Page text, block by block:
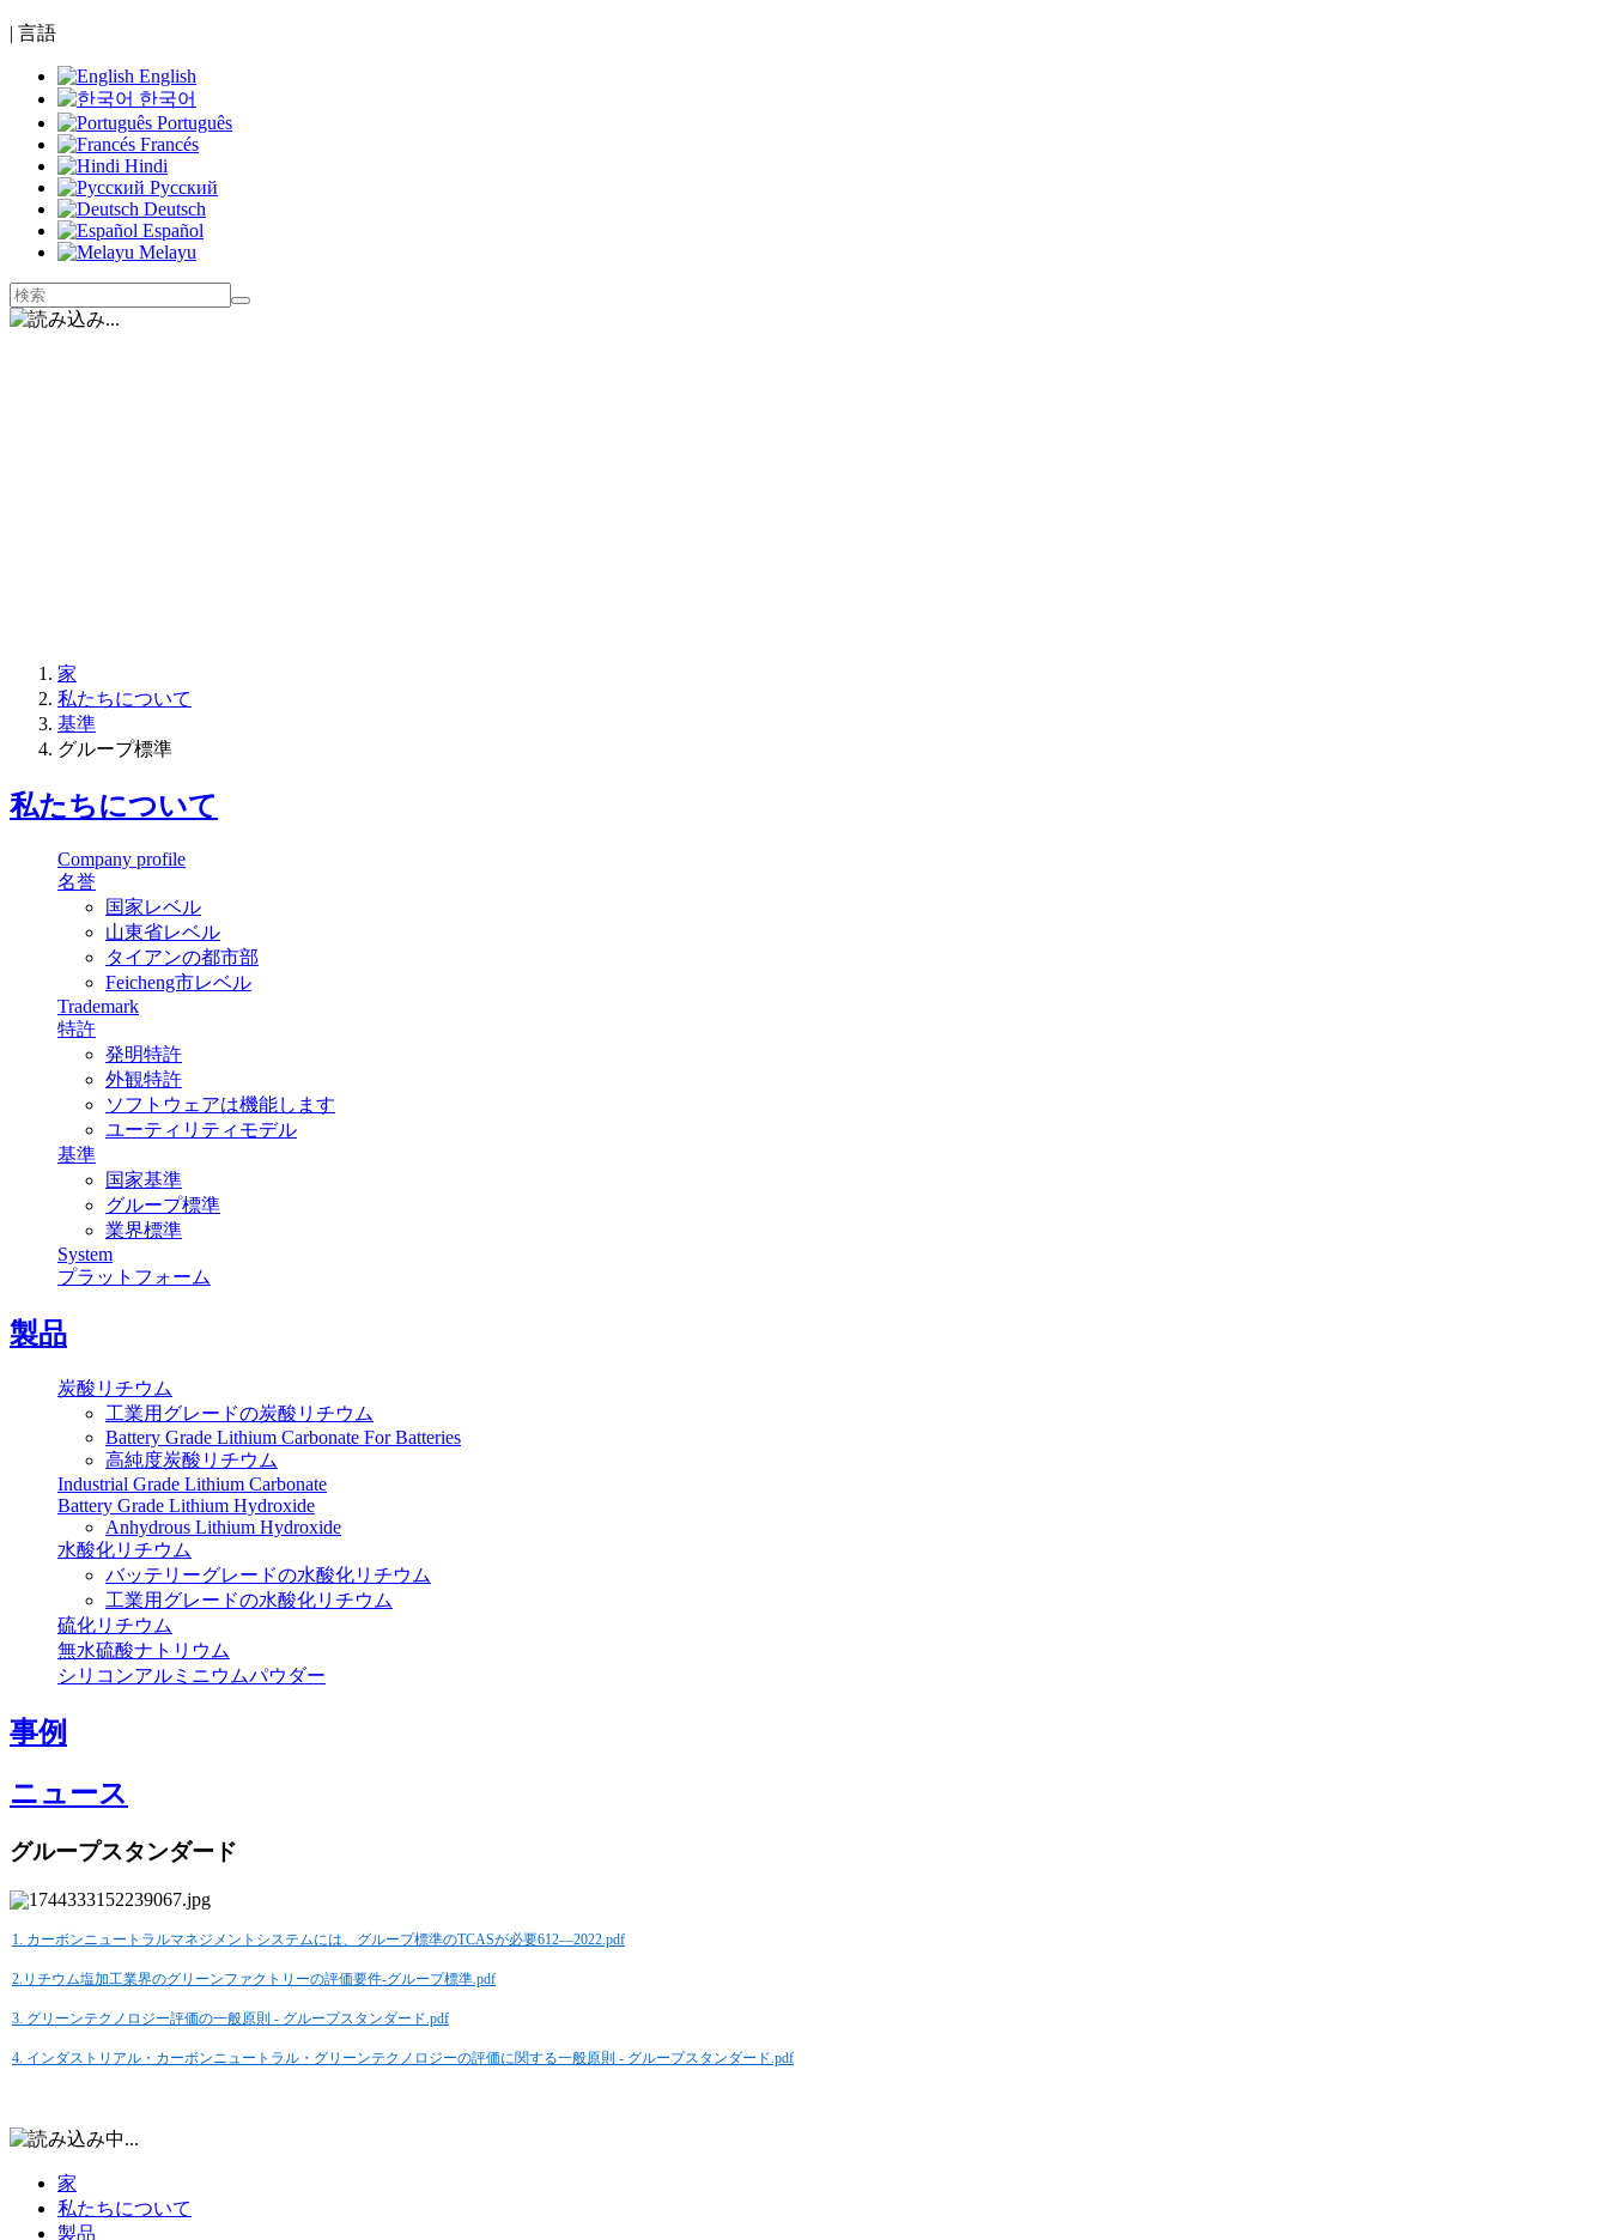
| 言語
English
한국어
Português
Francés
Hindi
Русский
Deutsch
Español
Melayu
家
私たちについて
基準
グループ標準
私たちについて
Company profile
名誉
国家レベル
山東省レベル
タイアンの都市部
Feicheng市レベル
Trademark
特許
発明特許
外観特許
ソフトウェアは機能します
ユーティリティモデル
基準
国家基準
グループ標準
業界標準
System
プラットフォーム
製品
炭酸リチウム
工業用グレードの炭酸リチウム
Battery Grade Lithium Carbonate For Batteries
高純度炭酸リチウム
Industrial Grade Lithium Carbonate
Battery Grade Lithium Hydroxide
Anhydrous Lithium Hydroxide
水酸化リチウム
バッテリーグレードの水酸化リチウム
工業用グレードの水酸化リチウム
硫化リチウム
無水硫酸ナトリウム
シリコンアルミニウムパウダー
事例
ニュース
グループスタンダード
1. カーボンニュートラルマネジメントシステムには、グループ標準のTCASが必要612—2022.pdf
2.リチウム塩加工業界のグリーンファクトリーの評価要件-グループ標準.pdf
3. グリーンテクノロジー評価の一般原則 - グループスタンダード.pdf
4. インダストリアル・カーボンニュートラル・グリーンテクノロジーの評価に関する一般原則 - グループスタンダード.pdf
家
私たちについて
製品